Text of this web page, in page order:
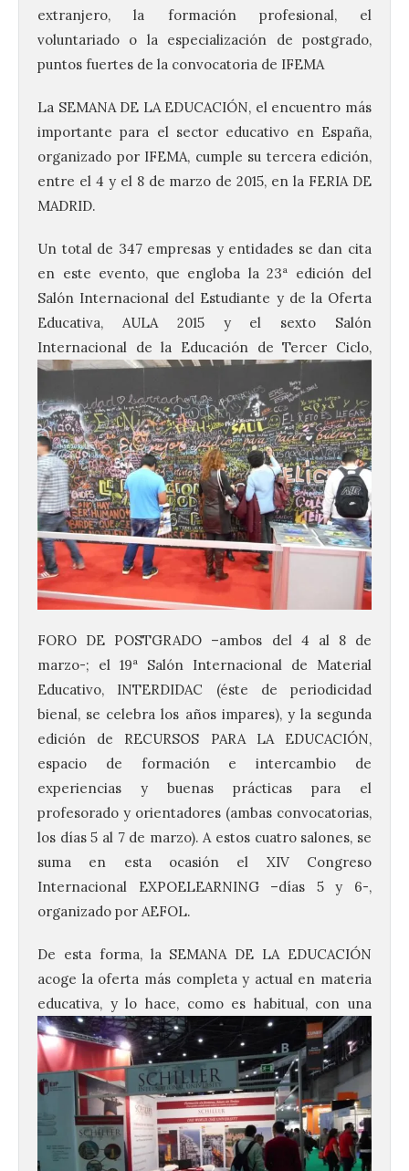
extranjero, la formación profesional, el
voluntariado o la especialización de postgrado,
puntos fuertes de la convocatoria de IFEMA
La SEMANA DE LA EDUCACIÓN, el encuentro más
importante para el sector educativo en España,
organizado por IFEMA, cumple su tercera edición,
entre el 4 y el 8 de marzo de 2015, en la FERIA DE
MADRID.
Un total de 347 empresas y entidades se dan cita
en este evento, que engloba la 23ª edición del
Salón Internacional del Estudiante y de la Oferta
Educativa, AULA 2015 y el sexto Salón
Internacional de la Educación de Tercer Ciclo,
FORO DE POSTGRADO –ambos del 4 al 8 de
marzo-; el 19ª Salón Internacional de Material
Educativo, INTERDIDAC (éste de periodicidad
bienal, se celebra los años impares), y la segunda
edición de RECURSOS PARA LA EDUCACIÓN,
espacio de formación e intercambio de
experiencias y buenas prácticas para el
profesorado y orientadores (ambas convocatorias,
los días 5 al 7 de marzo). A estos cuatro salones, se
suma en esta ocasión el XIV Congreso
Internacional EXPOELEARNING –días 5 y 6-,
organizado por AEFOL.
De esta forma, la SEMANA DE LA EDUCACIÓN
acoge la oferta más completa y actual en materia
educativa, y lo hace, como es habitual, con una